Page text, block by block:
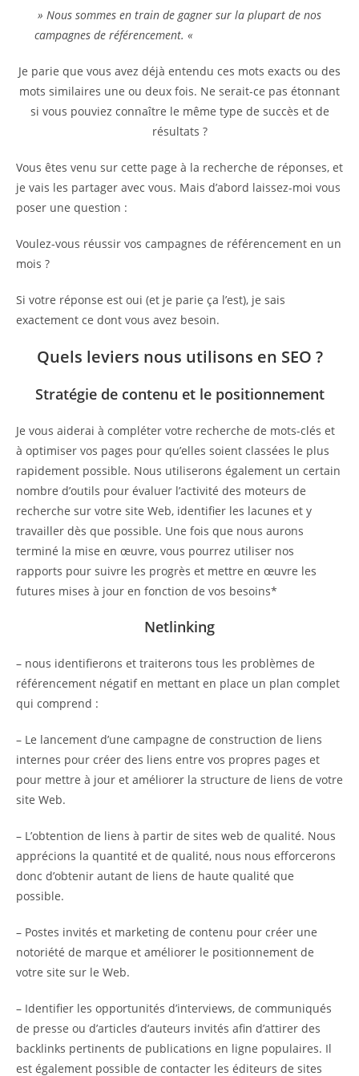
» Nous sommes en train de gagner sur la plupart de nos
campagnes de référencement. «
Je parie que vous avez déjà entendu ces mots exacts ou des
mots similaires une ou deux fois. Ne serait-ce pas étonnant
si vous pouviez connaître le même type de succès et de
résultats ?
Vous êtes venu sur cette page à la recherche de réponses, et
je vais les partager avec vous. Mais d’abord laissez-moi vous
poser une question :
Voulez-vous réussir vos campagnes de référencement en un
mois ?
Si votre réponse est oui (et je parie ça l’est), je sais
exactement ce dont vous avez besoin.
Quels leviers nous utilisons en SEO ?
Stratégie de contenu et le positionnement
Je vous aiderai à compléter votre recherche de mots-clés et
à optimiser vos pages pour qu’elles soient classées le plus
rapidement possible. Nous utiliserons également un certain
nombre d’outils pour évaluer l’activité des moteurs de
recherche sur votre site Web, identifier les lacunes et y
travailler dès que possible. Une fois que nous aurons
terminé la mise en œuvre, vous pourrez utiliser nos
rapports pour suivre les progrès et mettre en œuvre les
futures mises à jour en fonction de vos besoins*
Netlinking
– nous identifierons et traiterons tous les problèmes de
référencement négatif en mettant en place un plan complet
qui comprend :
– Le lancement d’une campagne de construction de liens
internes pour créer des liens entre vos propres pages et
pour mettre à jour et améliorer la structure de liens de votre
site Web.
– L’obtention de liens à partir de sites web de qualité. Nous
apprécions la quantité et de qualité, nous nous efforcerons
donc d’obtenir autant de liens de haute qualité que
possible.
– Postes invités et marketing de contenu pour créer une
notoriété de marque et améliorer le positionnement de
votre site sur le Web.
– Identifier les opportunités d’interviews, de communiqués
de presse ou d’articles d’auteurs invités afin d’attirer des
backlinks pertinents de publications en ligne populaires. Il
est également possible de contacter les éditeurs de sites